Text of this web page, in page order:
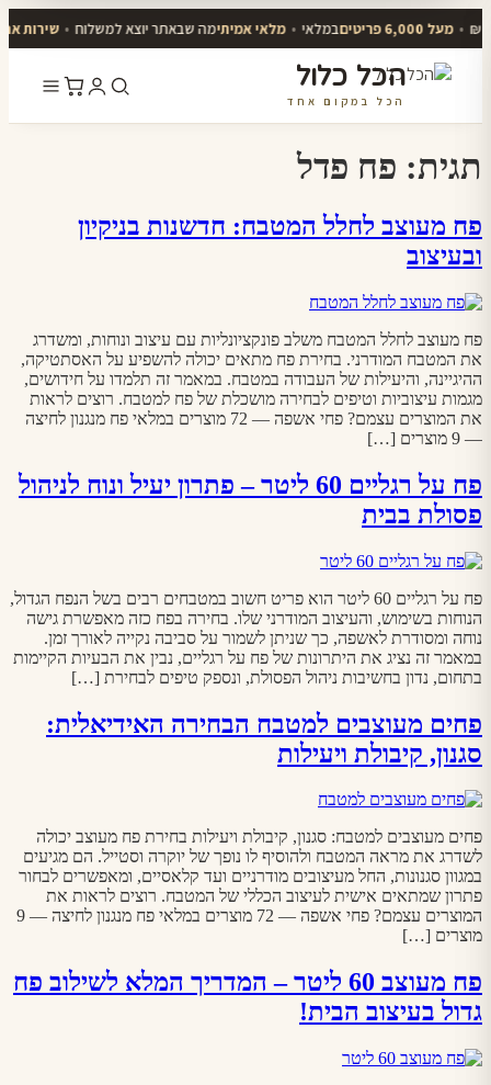
• מעל 6,000 פריטים במלאי • מלאי אמיתימה שבאתר יוצא למשלוח • שירות
הכל כלול
הכל במקום אחד
תגית: פח פדל
פח מעוצב לחלל המטבח: חדשנות בניקיון
ובעיצוב
פח מעוצב לחלל המטבח משלב פונקציונליות עם עיצוב ונוחות, ומשדרג
את המטבח המודרני. בחירת פח מתאים יכולה להשפיע על האסתטיקה,
ההיגיינה, והיעילות של העבודה במטבח. במאמר זה תלמדו על חידושים,
מגמות עיצוביות וטיפים לבחירה מושכלת של פח למטבח. רוצים לראות
את המוצרים עצמם? פחי אשפה — 72 מוצרים במלאי פח מנגנון לחיצה
— 9 מוצרים […]
פח על רגליים 60 ליטר – פתרון יעיל ונוח לניהול
פסולת בבית
פח על רגליים 60 ליטר הוא פריט חשוב במטבחים רבים בשל הנפח הגדול,
הנוחות בשימוש, והעיצוב המודרני שלו. בחירה בפח כזה מאפשרת גישה
נוחה ומסודרת לאשפה, כך שניתן לשמור על סביבה נקייה לאורך זמן.
במאמר זה נציג את היתרונות של פח על רגליים, נבין את הבעיות הקיימות
בתחום, נדון בחשיבות ניהול הפסולת, ונספק טיפים לבחירת […]
פחים מעוצבים למטבח הבחירה האידיאלית:
סגנון, קיבולת ויעילות
פחים מעוצבים למטבח: סגנון, קיבולת ויעילות בחירת פח מעוצב יכולה
לשדרג את מראה המטבח ולהוסיף לו נופך של יוקרה וסטייל. הם מגיעים
במגוון סגנונות, החל מעיצובים מודרניים ועד קלאסיים, ומאפשרים לבחור
פתרון שמתאים אישית לעיצוב הכללי של המטבח. רוצים לראות את
המוצרים עצמם? פחי אשפה — 72 מוצרים במלאי פח מנגנון לחיצה — 9
מוצרים […]
פח מעוצב 60 ליטר – המדריך המלא לשילוב פח
גדול בעיצוב הבית!